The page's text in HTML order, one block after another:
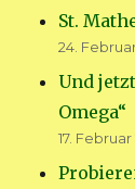
St.
24.
Und
Omega“
17. Februar